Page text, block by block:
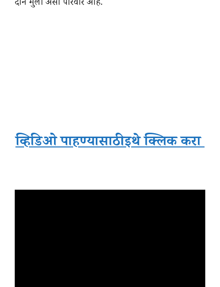
दोन मुली असा परिवार आहे.
व्हिडिओ पाहण्यासाठी इथे क्लिक करा